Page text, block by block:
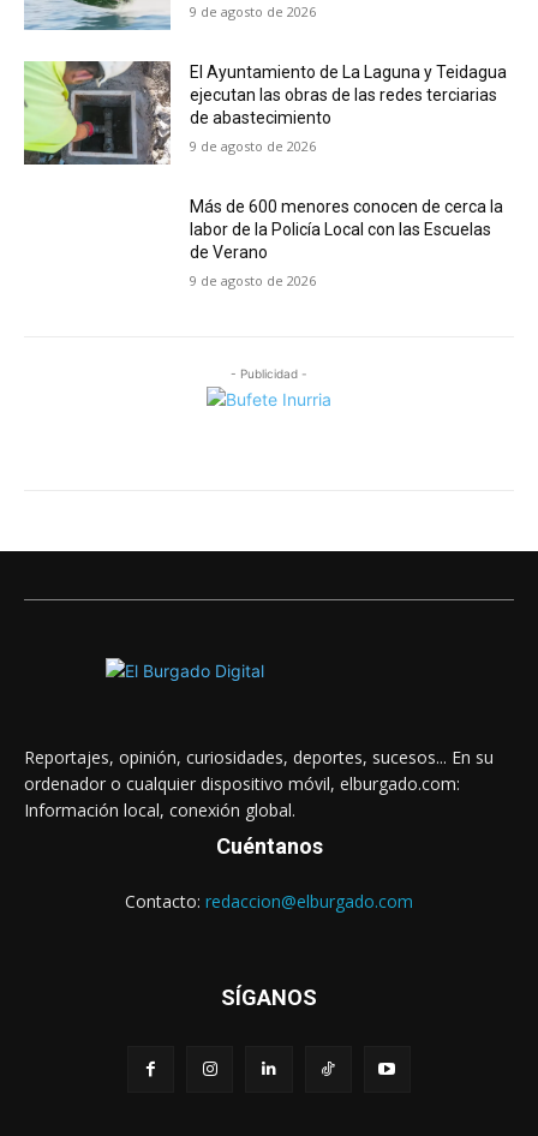
9 de agosto de 2026
El Ayuntamiento de La Laguna y Teidagua
ejecutan las obras de las redes terciarias
de abastecimiento
9 de agosto de 2026
Más de 600 menores conocen de cerca la
labor de la Policía Local con las Escuelas
de Verano
9 de agosto de 2026
- Publicidad -
Reportajes, opinión, curiosidades, deportes, sucesos... En su
ordenador o cualquier dispositivo móvil, elburgado.com:
Información local, conexión global.
Cuéntanos
Contacto: redaccion@elburgado.com
SÍGANOS